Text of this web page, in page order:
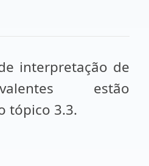
interpretação de
estão
tópico 3.3.